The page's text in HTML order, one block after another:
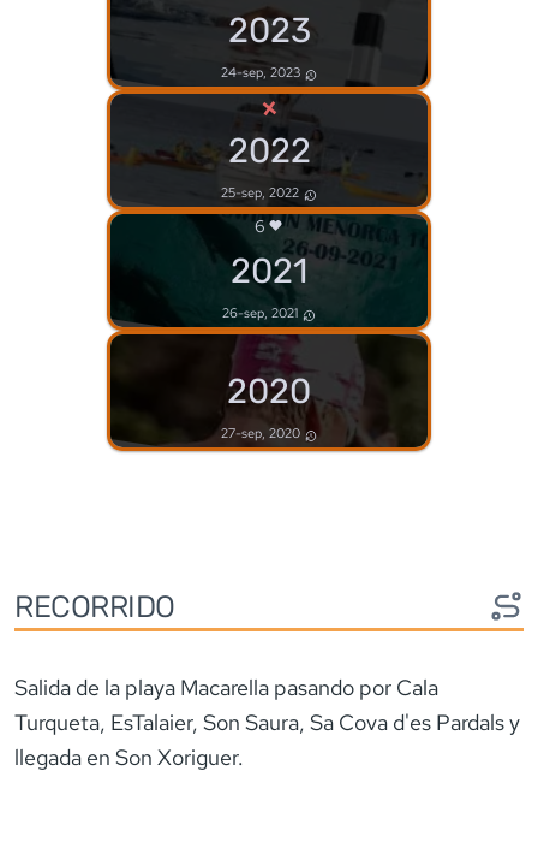
2023
24-sep, 2023
×
2022
25-sep, 2022
6
2021
26-sep, 2021
2020
27-sep, 2020
RECORRIDO
Salida de la playa Macarella pasando por Cala
Turqueta, EsTalaier, Son Saura, Sa Cova d'es Pardals y
llegada en Son Xoriguer.